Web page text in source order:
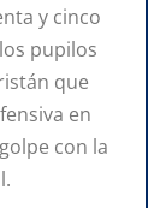
y cinco
pupilos
que
en
con la